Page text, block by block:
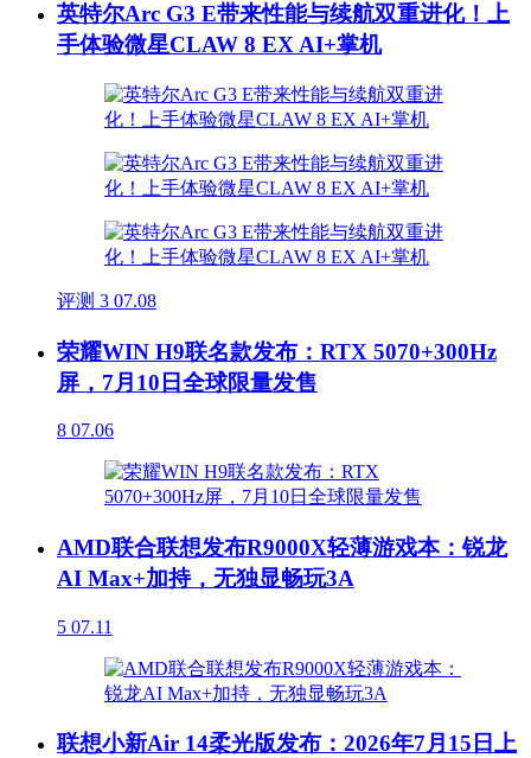
英特尔Arc G3 E带来性能与续航双重进化！上
手体验微星CLAW 8 EX AI+掌机
评测 3 07.08
荣耀WIN H9联名款发布：RTX 5070+300Hz
屏，7月10日全球限量发售
8 07.06
AMD联合联想发布R9000X轻薄游戏本：锐龙
AI Max+加持，无独显畅玩3A
5 07.11
联想小新Air 14柔光版发布：2026年7月15日上